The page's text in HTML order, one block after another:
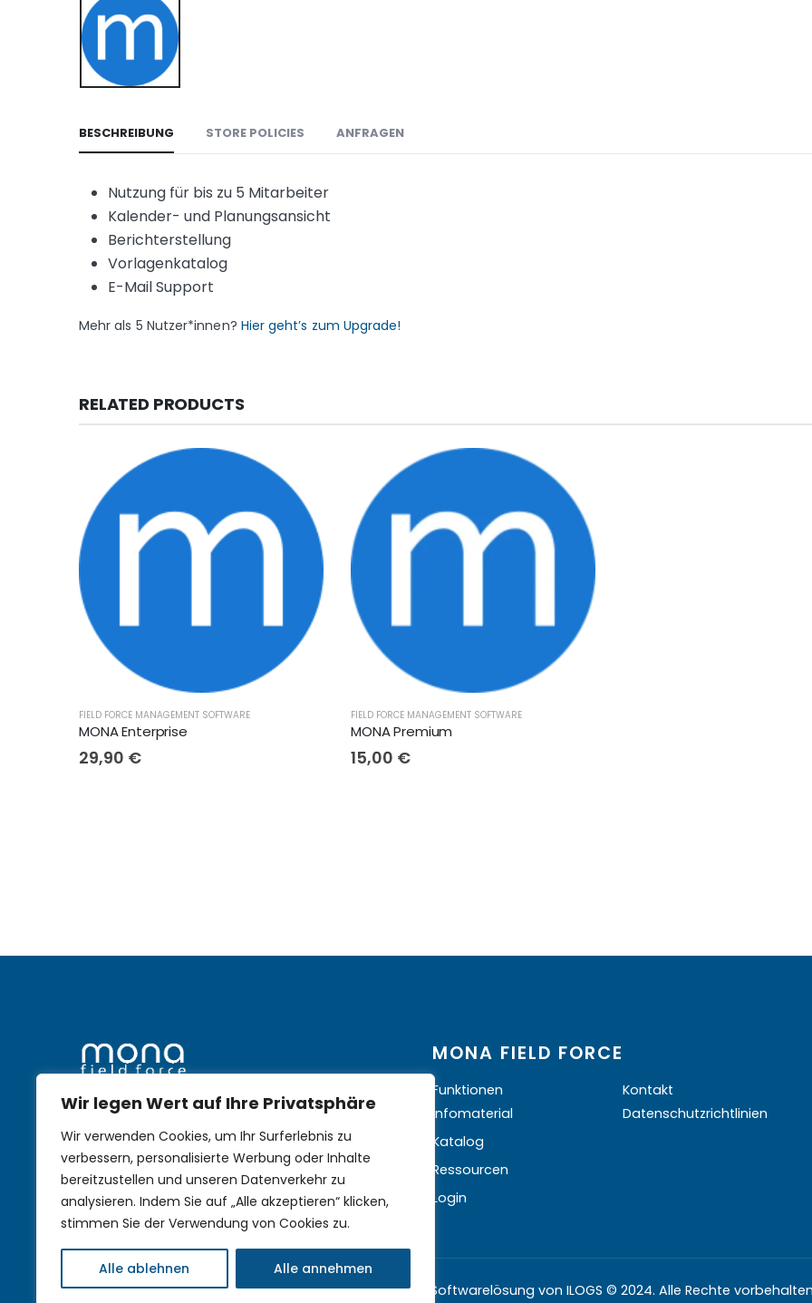
Wir legen Wert auf Ihre Privatsphäre
Wir verwenden Cookies, um Ihr Surferlebnis zu
verbessern, personalisierte Werbung oder Inhalte
bereitzustellen und unseren Datenverkehr zu
analysieren. Indem Sie auf „Alle akzeptieren“ klicken,
stimmen Sie der Verwendung von Cookies zu.
Alle ablehnen Alle annehmen
BESCHREIBUNG STORE POLICIES ANFRAGEN
Nutzung für bis zu 5 Mitarbeiter
Kalender- und Planungsansicht
Berichterstellung
Vorlagenkatalog
E-Mail Support
Mehr als 5 Nutzer*innen? Hier geht’s zum Upgrade!
RELATED PRODUCTS
FIELD FORCE MANAGEMENT SOFTWARE
MONA Enterprise
29,90 €
FIELD FORCE MANAGEMENT SOFTWARE
MONA Premium
15,00 €
mobile Nachhaltigkeit im
Außendienst
MONA FIELD FORCE
Funktionen
Infomaterial
Katalog
Ressourcen
Login
Kontakt
Datenschutzrichtlinien
Eine Softwarelösung von ILOGS © 2024. Alle Rechte